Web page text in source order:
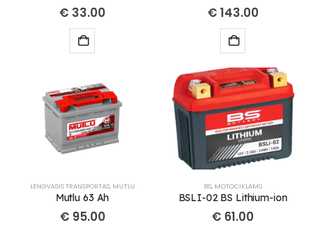
€ 33.00 € 143.00
LENGVASIS TRANSPORTAS, MUTLU
Mutlu 63 Ah
€ 95.00
BS, MOTOCIKLAMS
BSLI-02 BS Lithium-ion
€ 61.00